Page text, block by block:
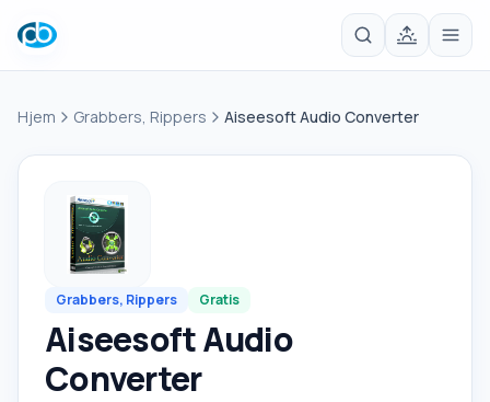
Hjem Grabbers, Rippers Aiseesoft Audio Converter
Grabbers, Rippers Gratis
Aiseesoft Audio
Converter